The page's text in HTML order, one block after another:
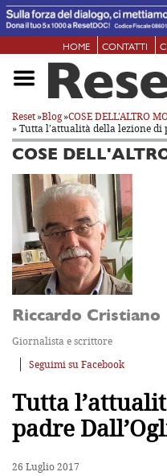
HOME CONTATTI
Reset»Blog»COSE DELL'ALTRO
» Tutta l’attualità della lezione di
COSE
Riccardo Cristiano
Giornalista e scrittore
Seguimi su Facebook
Tutta
padre
26 Luglio 2017